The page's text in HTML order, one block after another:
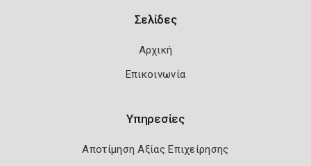
Σελίδες
Αρχική
Επικοινωνία
Υπηρεσίες
Αποτίμηση Αξίας Επιχείρησης